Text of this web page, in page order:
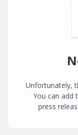
Unfortunately,
You can add
press